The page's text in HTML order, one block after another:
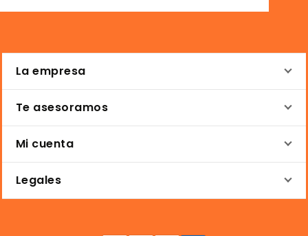
La empresa
Te asesoramos
Mi cuenta
Legales